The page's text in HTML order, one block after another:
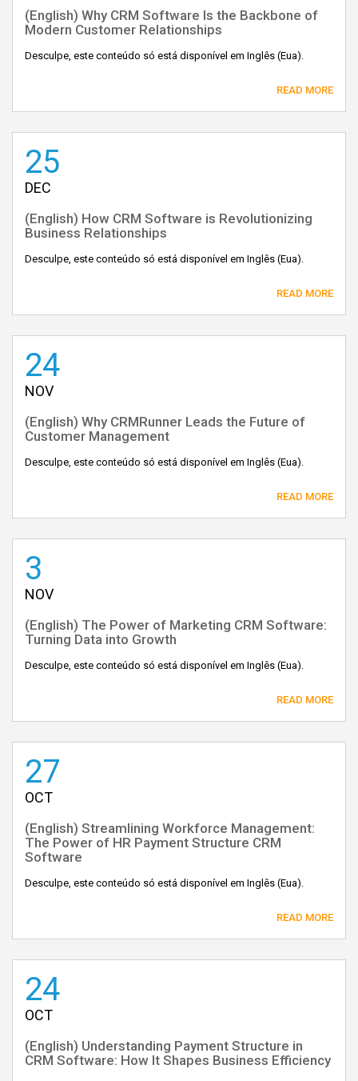
(English) Why CRM Software Is the Backbone of
Modern Customer Relationships
Desculpe, este conteúdo só está disponível em Inglês (Eua).
READ MORE
25
DEC
(English) How CRM Software is Revolutionizing
Business Relationships
Desculpe, este conteúdo só está disponível em Inglês (Eua).
READ MORE
24
NOV
(English) Why CRMRunner Leads the Future of
Customer Management
Desculpe, este conteúdo só está disponível em Inglês (Eua).
READ MORE
3
NOV
(English) The Power of Marketing CRM Software:
Turning Data into Growth
Desculpe, este conteúdo só está disponível em Inglês (Eua).
READ MORE
27
OCT
(English) Streamlining Workforce Management:
The Power of HR Payment Structure CRM
Software
Desculpe, este conteúdo só está disponível em Inglês (Eua).
READ MORE
24
OCT
(English) Understanding Payment Structure in
CRM Software: How It Shapes Business Efficiency